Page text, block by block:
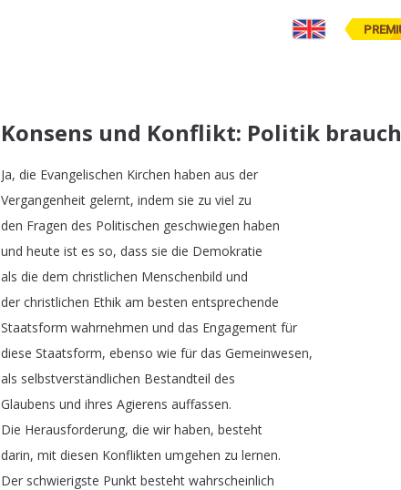
Konsens und Konflikt: Politik
Ja, die Evangelischen Kirchen haben aus der
Vergangenheit gelernt, indem sie zu viel zu
den Fragen des Politischen geschwiegen haben
und heute ist es so, dass sie die Demokratie
als die dem christlichen Menschenbild und
der christlichen Ethik am besten entsprechende
Staatsform wahrnehmen und das Engagement für
diese Staatsform, ebenso wie für das Gemeinwesen,
als selbstverständlichen Bestandteil des
Glaubens und ihres Agierens auffassen.
Die Herausforderung, die wir haben, besteht
darin, mit diesen Konflikten umgehen zu lernen.
Der schwierigste Punkt besteht wahrscheinlich